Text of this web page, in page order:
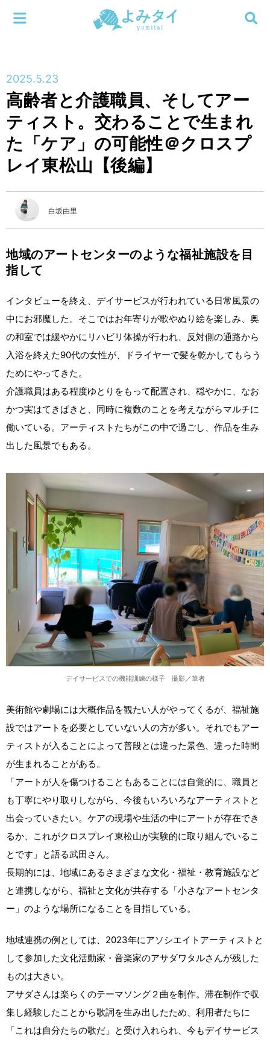
連載
新刊
特集
編集部
検索する
メニューを閉じる
2025.5.23
高齢者と介護職員、そしてアー
ティスト。交わることで生まれ
た「ケア」の可能性＠クロスプ
レイ東松山【後編】
白坂由里
地域のアートセンターのような福祉施設を目
指して
インタビューを終え、デイサービスが行われている日常風景の
中にお邪魔した。そこではお年寄りが歌やぬり絵を楽しみ、奥
の和室では緩やかにリハビリ体操が行われ、反対側の通路から
入浴を終えた90代の女性が、ドライヤーで髪を乾かしてもらう
ためにやってきた。
介護職員はある程度ゆとりをもって配置され、穏やかに、なお
かつ実はてきぱきと、同時に複数のことを考えながらマルチに
働いている。アーティストたちがこの中で過ごし、作品を生み
出した風景でもある。
デイサービスでの機能訓練の様子 撮影／筆者
美術館や劇場には大概作品を観たい人がやってくるが、福祉施
設ではアートを必要としていない人の方が多い。それでもアー
ティストが入ることによって普段とは違った景色、違った時間
が生まれることがある。
「アートが人を傷つけることもあることには自覚的に、職員と
も丁寧にやり取りしながら、今後もいろいろなアーティストと
出会っていきたい。ケアの現場や生活の中にアートが存在でき
るか、これがクロスプレイ東松山が実験的に取り組んでいるこ
とです」と語る武田さん。
長期的には、地域にあるさまざまな文化・福祉・教育施設など
と連携しながら、福祉と文化が共存する「小さなアートセンタ
ー」のような場所になることを目指している。
地域連携の例としては、2023年にアソシエイトアーティストと
して参加した文化活動家・音楽家のアサダワタルさんが残した
ものは大きい。
アサダさんは楽らくのテーマソング２曲を制作。滞在制作で収
集し経験したことから歌詞を生み出したため、利用者たちに
「これは自分たちの歌だ」と受け入れられ、今もデイサービス